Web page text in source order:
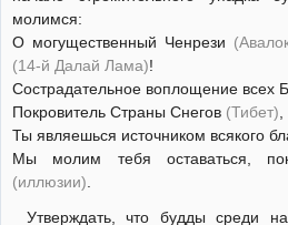
молимся:
О могущественный Ченрези
(14-й Далай Лама)!
Сострадательное воплощение всех
Покровитель Страны Снегов (Тибет)
Ты являешься источником всякого
Мы молим тебя оставаться,
(иллюзии)
Утверждать, что будды среди